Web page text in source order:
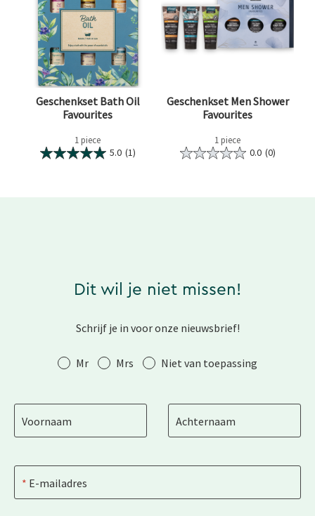
Geschenkset Bath Oil
Favourites
1 piece
5.0 (1)
Geschenkset Men Shower
Favourites
1 piece
0.0 (0)
Dit wil je niet missen!
Schrijf je in voor onze nieuwsbrief!
Aanhef Mr Mrs Niet van toepassing
Voornaam Achternaam
E-mailadres